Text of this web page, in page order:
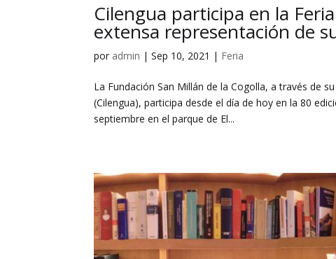
Cilengua participa en la
extensa representación de
por admin |Sep 10, 2021 | Feria
La Fundación San Millán de la Cogolla, a través de
(Cilengua), participa desde el día de hoy en la 80
septiembre en el parque de El...